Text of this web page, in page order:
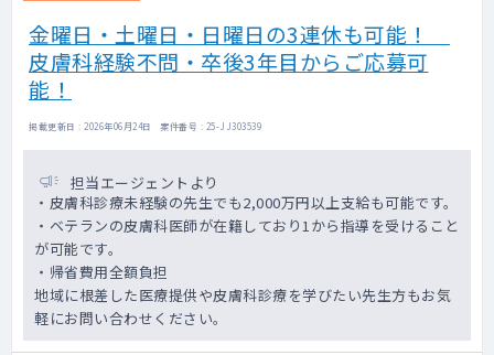
金曜日・土曜日・日曜日の3連休も可能！
皮膚科経験不問・卒後3年目からご応募可
能！
掲載更新日 : 2026年06月24日 案件番号 : 25-JJ303539
担当エージェントより
・皮膚科診療未経験の先生でも2,000万円以上支給も可能です。
・ベテランの皮膚科医師が在籍しており1から指導を受けること
が可能です。
・帰省費用全額負担
地域に根差した医療提供や皮膚科診療を学びたい先生方もお気
軽にお問い合わせください。